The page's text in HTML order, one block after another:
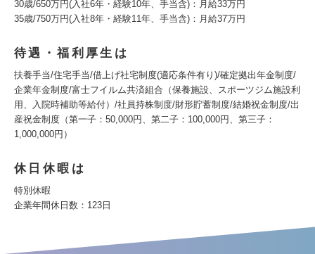
30歳/650万円(入社6年・経験10年、手当含)：月給33万円
35歳/750万円(入社8年・経験11年、手当含)：月給37万円
待遇・福利厚生は
扶養手当/住宅手当/借上げ社宅制度(適応条件有り)/確定拠出年金制度/
企業年金制度/富士フイルム共済組合（保養施設、スポーツジム施設利
用、入院時補助等給付）/社員持株制度/財形貯蓄制度/結婚祝金制度/出
産祝金制度（第一子：50,000円、第二子：100,000円、第三子：
1,000,000円）
休日休暇は
特別休暇
企業年間休日数：123日